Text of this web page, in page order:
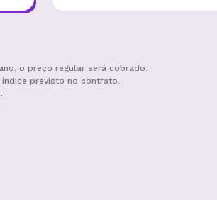
o preço regular será cobrado.
índice previsto no contrato.